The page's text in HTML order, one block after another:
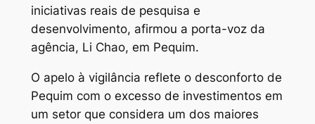
iniciativas reais de pesquisa e
desenvolvimento, afirmou a porta-voz da
agência, Li Chao, em Pequim.
O apelo à vigilância reflete o desconforto de
Pequim com o excesso de investimentos em
um setor que considera um dos maiores